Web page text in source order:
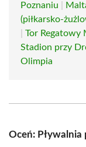
Poznaniu
(piłkarsko-
Tor Regatowy
Stadion przy
Olimpia
Oceń: